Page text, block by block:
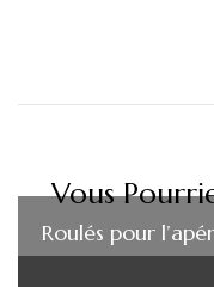
Vous
Roulés pour